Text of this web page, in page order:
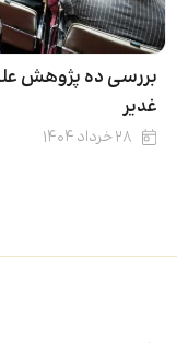
بررسی ده پژوهش
غدیر
۲۸ خرداد ۱۴۰۴